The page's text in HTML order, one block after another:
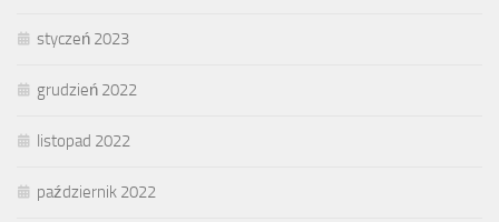
styczeń 2023
grudzień 2022
listopad 2022
październik 2022